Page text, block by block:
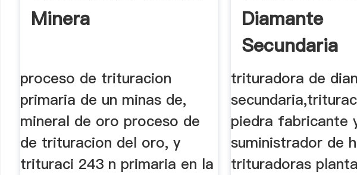
Minera
proceso de trituracion
primaria de un minas de,
mineral de oro proceso de
de trituracion del oro, y
trituraci 243 n primaria en la
Diamante
Secundaria
trituradora de
piedra fabricante
suministrador de
trituradoras